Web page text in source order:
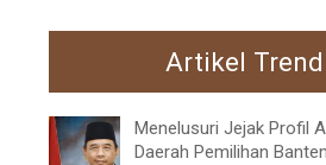
Artikel
Menelusuri Jejak Profil
Daerah Pemilihan Banten I